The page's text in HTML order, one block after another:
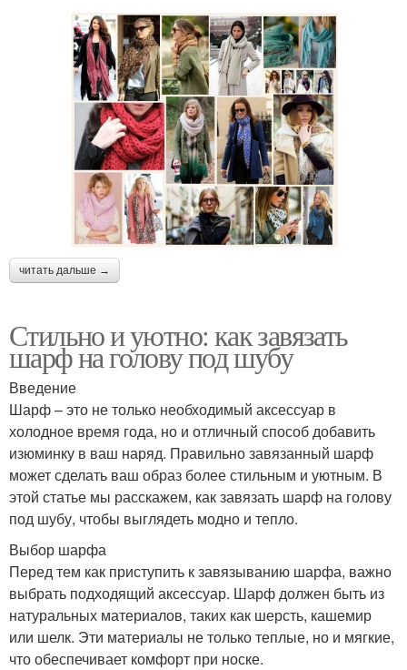
читать дальше →
Стильно и уютно: как завязать
шарф на голову под шубу
Введение
Шарф – это не только необходимый аксессуар в
холодное время года, но и отличный способ добавить
изюминку в ваш наряд. Правильно завязанный шарф
может сделать ваш образ более стильным и уютным. В
этой статье мы расскажем, как завязать шарф на голову
под шубу, чтобы выглядеть модно и тепло.
Выбор шарфа
Перед тем как приступить к завязыванию шарфа, важно
выбрать подходящий аксессуар. Шарф должен быть из
натуральных материалов, таких как шерсть, кашемир
или шелк. Эти материалы не только теплые, но и мягкие,
что обеспечивает комфорт при носке.